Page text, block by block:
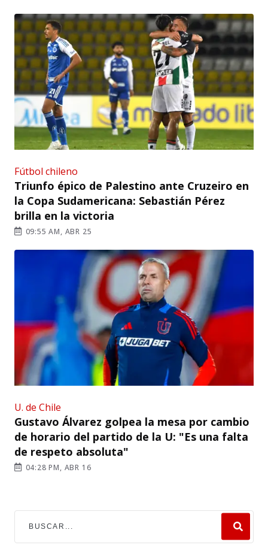
Fútbol chileno
Triunfo épico de Palestino ante Cruzeiro en
la Copa Sudamericana: Sebastián Pérez
brilla en la victoria
09:55 AM, ABR 25
U. de Chile
Gustavo Álvarez golpea la mesa por cambio
de horario del partido de la U: "Es una falta
de respeto absoluta"
04:28 PM, ABR 16